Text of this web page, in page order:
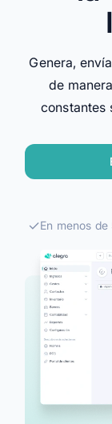
Nómina
Genera,
de
constantes
En menos